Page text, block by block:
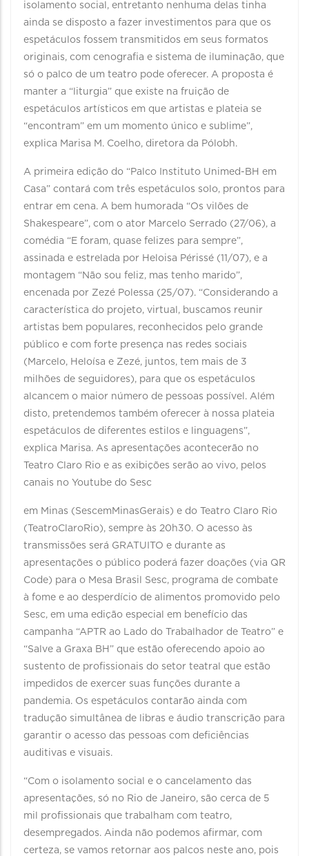
isolamento social, entretanto nenhuma delas tinha
ainda se disposto a fazer investimentos para que os
espetáculos fossem transmitidos em seus formatos
originais, com cenografia e sistema de iluminação, que
só o palco de um teatro pode oferecer. A proposta é
manter a “liturgia” que existe na fruição de
espetáculos artísticos em que artistas e plateia se
“encontram” em um momento único e sublime”,
explica Marisa M. Coelho, diretora da Pólobh.
A primeira edição do “Palco Instituto Unimed-BH em
Casa” contará com três espetáculos solo, prontos para
entrar em cena. A bem humorada “Os vilões de
Shakespeare”, com o ator Marcelo Serrado (27/06), a
comédia “E foram, quase felizes para sempre”,
assinada e estrelada por Heloisa Périssé (11/07), e a
montagem “Não sou feliz, mas tenho marido”,
encenada por Zezé Polessa (25/07). “Considerando a
característica do projeto, virtual, buscamos reunir
artistas bem populares, reconhecidos pelo grande
público e com forte presença nas redes sociais
(Marcelo, Heloísa e Zezé, juntos, tem mais de 3
milhões de seguidores), para que os espetáculos
alcancem o maior número de pessoas possível. Além
disto, pretendemos também oferecer à nossa plateia
espetáculos de diferentes estilos e linguagens”,
explica Marisa. As apresentações acontecerão no
Teatro Claro Rio e as exibições serão ao vivo, pelos
canais no Youtube do Sesc
em Minas (SescemMinasGerais) e do Teatro Claro Rio
(TeatroClaroRio), sempre às 20h30. O acesso às
transmissões será GRATUITO e durante as
apresentações o público poderá fazer doações (via QR
Code) para o Mesa Brasil Sesc, programa de combate
à fome e ao desperdício de alimentos promovido pelo
Sesc, em uma edição especial em benefício das
campanha “APTR ao Lado do Trabalhador de Teatro” e
“Salve a Graxa BH” que estão oferecendo apoio ao
sustento de profissionais do setor teatral que estão
impedidos de exercer suas funções durante a
pandemia. Os espetáculos contarão ainda com
tradução simultânea de libras e áudio transcrição para
garantir o acesso das pessoas com deficiências
auditivas e visuais.
“Com o isolamento social e o cancelamento das
apresentações, só no Rio de Janeiro, são cerca de 5
mil profissionais que trabalham com teatro,
desempregados. Ainda não podemos afirmar, com
certeza, se vamos retornar aos palcos neste ano, pois